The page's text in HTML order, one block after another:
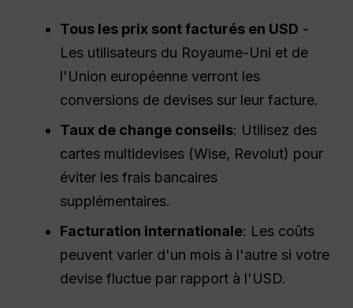
Tous les prix sont facturés en USD -
Les utilisateurs du Royaume-Uni et de
l'Union européenne verront les
conversions de devises sur leur facture.
Taux de change conseils: Utilisez des
cartes multidevises (Wise, Revolut) pour
éviter les frais bancaires
supplémentaires.
Facturation internationale: Les coûts
peuvent varier d'un mois à l'autre si votre
devise fluctue par rapport à l'USD.